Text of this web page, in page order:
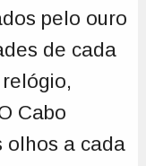
pelo ouro
de cada
Cabo
olhos a cada